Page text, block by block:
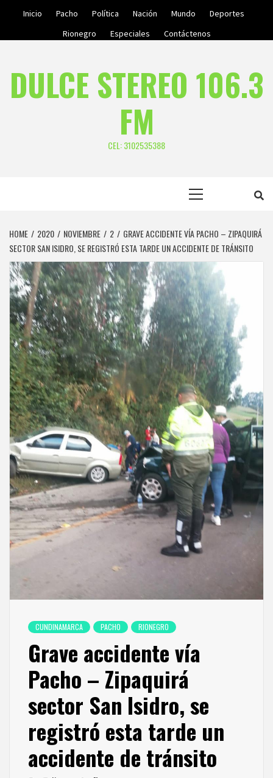
Inicio Pacho Política Nación Mundo
Deportes
Rionegro
Especiales Contáctenos
DULCE STEREO 106.3
FM
CEL: 3102535388
HOME 2020 NOVIEMBRE 2
GRAVE ACCIDENTE VÍA PACHO – ZIPAQUIRÁ
SECTOR SAN ISIDRO, SE REGISTRÓ ESTA TARDE UN ACCIDENTE DE TRÁNSITO
CUNDINAMARCA PACHO RIONEGRO
Grave accidente vía
Pacho – Zipaquirá
sector San Isidro, se
registró esta tarde un
accidente de tránsito